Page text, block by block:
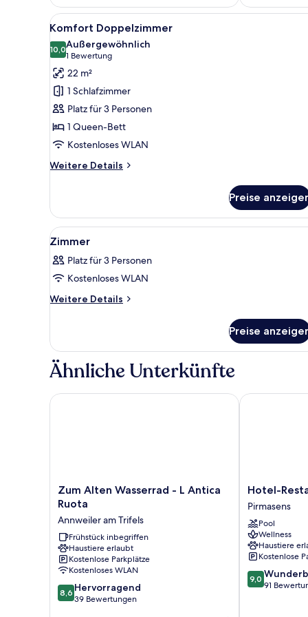
Alle
Fotos
für
Komfort
Doppelzimmer
anzeigen
Ein Hotelzimmer mit Bett,
15
Komfort Doppelzimmer
10,010,0 von 10
Außergewöhnlich
1 Bewertung
(1
Bewertung)
22 m²
1 Schlafzimmer
Platz für 3 Personen
1 Queen-Bett
Kostenloses WLAN
Weitere Details
Weitere
Doppelzimmer
Preise
Alle
Fotos
für
Zimmer
anzeigen
Ein modernes Hotelzimmer
15
Zimmer
Platz für 3 Personen
Kostenloses WLAN
Weitere Details
Weitere
Preise
Ähnliche Unterkünfte
Zum
Alten
-
L
Antica
Ruota
Annweiler
am
Trifels
Zum Alten Wasserrad - L Antica
Ruota
Annweiler am Trifels
Frühstück inbegriffen
Haustiere erlaubt
Kostenlose Parkplätze
Kostenloses WLAN
8.6
von
8,6 Hervorragend
39 Bewertungen
Zum Alten Wasserrad - L Antica Ruota
Hotel-
Restaurant
Kunz
Pirmasens
Hotel-
Pirmasens
Pool
Wellness
Haustiere
Kostenlose
9.0
von
9,0
91
Hotel-